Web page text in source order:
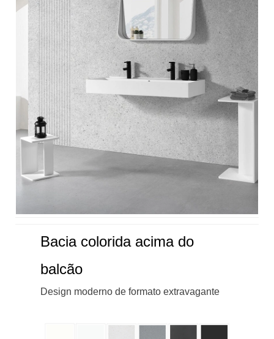
Bacia colorida acima do
balcão
Design moderno de formato extravagante